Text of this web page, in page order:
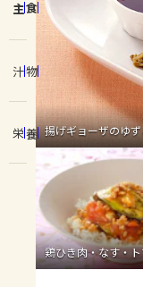
ホーム
コンテ
レシピ
トーク
よくあ
お買い物
ピーマン
主食
汁物
栄養 揚げギョーザのゆ
鶏ひき肉・なす・